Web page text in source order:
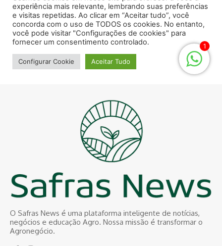
O Safras News é uma plataforma inteligente de notícias,
negócios e educação Agro. Nossa missão é transformar o
Agronegócio.